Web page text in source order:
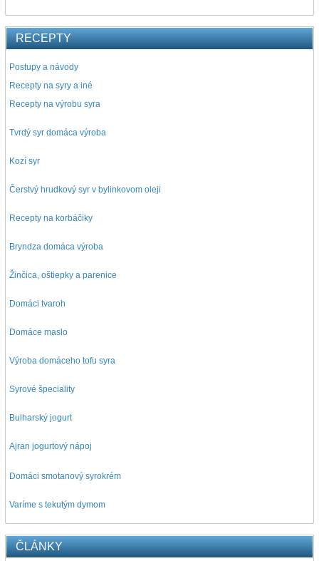
RECEPTY
Postupy a návody
Recepty na syry a iné
Recepty na výrobu syra
Tvrdý syr domáca výroba
Kozí syr
Čerstvý hrudkový syr v bylinkovom oleji
Recepty na korbáčiky
Bryndza domáca výroba
Žinčica, oštiepky a parenice
Domáci tvaroh
Domáce maslo
Výroba domáceho tofu syra
Syrové špeciality
Bulharský jogurt
Ajran jogurtový nápoj
Domáci smotanový syrokrém
Varíme s tekutým dymom
ČLÁNKY